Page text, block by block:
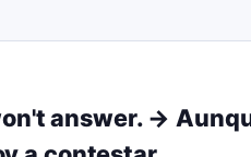
answer. → Aunque